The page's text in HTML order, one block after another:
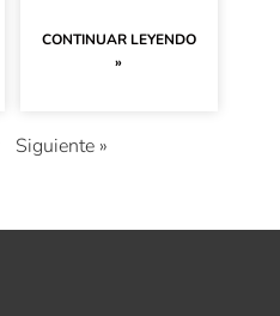
CONTINUAR LEYENDO
»
Siguiente »